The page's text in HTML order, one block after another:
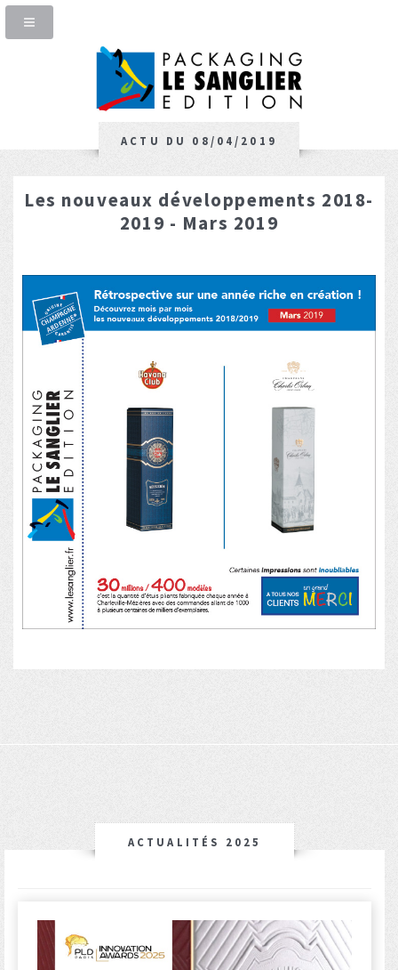
ACTU DU 08/04/2019
Les nouveaux développements 2018-
2019 - Mars 2019
ACTUALITÉS 2025